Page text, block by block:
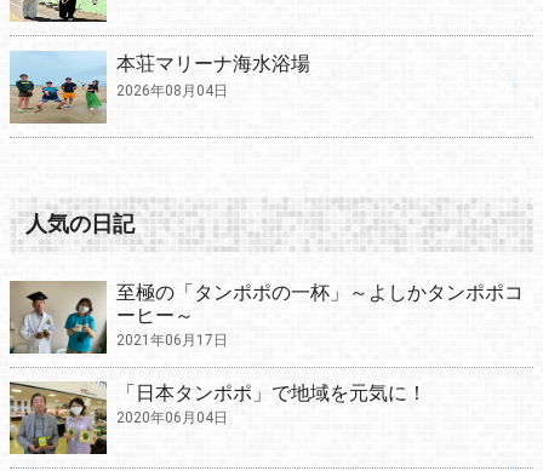
本荘マリーナ海水浴場
2026年08月04日
人気の日記
至極の「タンポポの一杯」～よしかタンポポコ
ーヒー～
2021年06月17日
「日本タンポポ」で地域を元気に！
2020年06月04日